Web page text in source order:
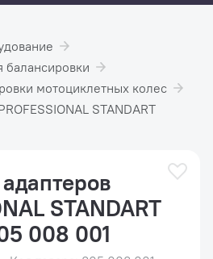
балансировки
мотоциклетных колес
STANDART
STANDART
008 001